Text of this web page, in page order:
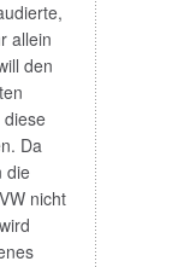
allein
den
Da
die
nicht